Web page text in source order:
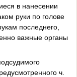
в нанесении
руки по голове
последнего,
важные органы
ч.